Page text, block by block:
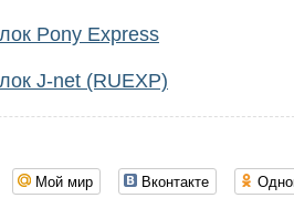
Pony Express
J-net (RUEXP)
Мой мир Вконтакте